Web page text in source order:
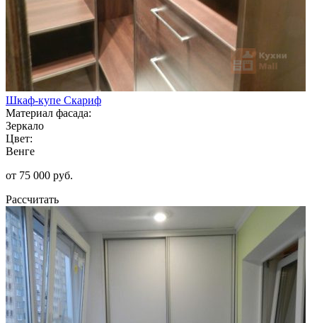
Шкаф-купе Скариф
Материал фасада:
Зеркало
Цвет:
Венге
от 75 000 руб.
Рассчитать